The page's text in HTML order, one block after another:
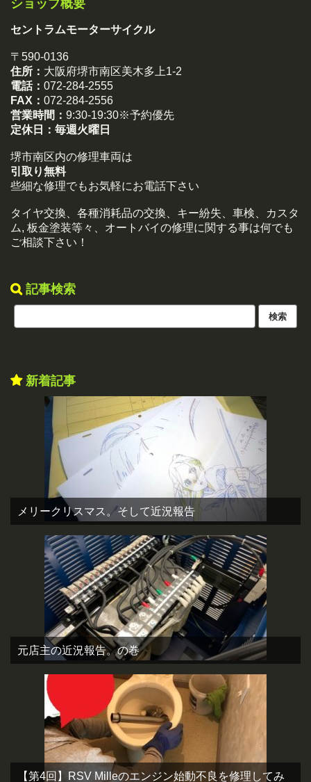
ショップ概要
セントラムモーターサイクル
〒590-0136
住所： 大阪府堺市南区美木多上1-2
電話： 072-284-2555
FAX： 072-284-2556
営業時間： 9:30-19:30※予約優先
定休日： 毎週火曜日
堺市南区内の修理車両は
引取り無料
些細な修理でもお気軽にお電話下さい
タイヤ交換、各種消耗品の交換、キー紛失、車検、カスタ
ム, 板金塗装等々、オートバイの修理に関する事は何でも
ご相談下さい！
記事検索
新着記事
メリークリスマス。そして近況報告
元店主の近況報告。の巻
【第4回】RSV Milleのエンジン始動不良を修理してみ